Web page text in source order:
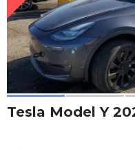
Tesla Model Y